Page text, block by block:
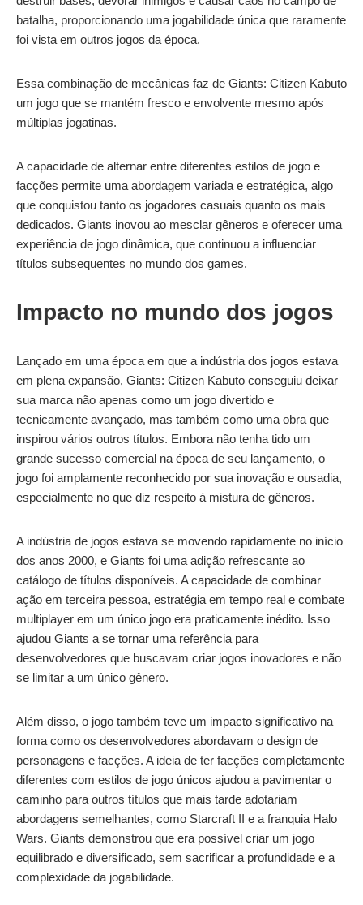
batalha, proporcionando uma jogabilidade única que raramente
foi vista em outros jogos da época.
Essa combinação de mecânicas faz de Giants: Citizen Kabuto
um jogo que se mantém fresco e envolvente mesmo após
múltiplas jogatinas.
A capacidade de alternar entre diferentes estilos de jogo e
facções permite uma abordagem variada e estratégica, algo
que conquistou tanto os jogadores casuais quanto os mais
dedicados. Giants inovou ao mesclar gêneros e oferecer uma
experiência de jogo dinâmica, que continuou a influenciar
títulos subsequentes no mundo dos games.
Impacto no mundo dos jogos
Lançado em uma época em que a indústria dos jogos estava
em plena expansão, Giants: Citizen Kabuto conseguiu deixar
sua marca não apenas como um jogo divertido e
tecnicamente avançado, mas também como uma obra que
inspirou vários outros títulos. Embora não tenha tido um
grande sucesso comercial na época de seu lançamento, o
jogo foi amplamente reconhecido por sua inovação e ousadia,
especialmente no que diz respeito à mistura de gêneros.
A indústria de jogos estava se movendo rapidamente no início
dos anos 2000, e Giants foi uma adição refrescante ao
catálogo de títulos disponíveis. A capacidade de combinar
ação em terceira pessoa, estratégia em tempo real e combate
multiplayer em um único jogo era praticamente inédito. Isso
ajudou Giants a se tornar uma referência para
desenvolvedores que buscavam criar jogos inovadores e não
se limitar a um único gênero.
Além disso, o jogo também teve um impacto significativo na
forma como os desenvolvedores abordavam o design de
personagens e facções. A ideia de ter facções completamente
diferentes com estilos de jogo únicos ajudou a pavimentar o
caminho para outros títulos que mais tarde adotariam
abordagens semelhantes, como Starcraft II e a franquia Halo
Wars. Giants demonstrou que era possível criar um jogo
equilibrado e diversificado, sem sacrificar a profundidade e a
complexidade da jogabilidade.